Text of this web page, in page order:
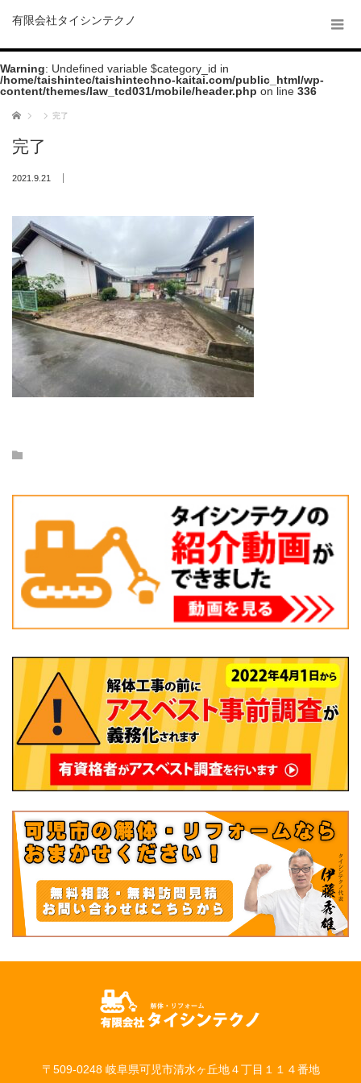
有限会社タイシンテクノ
Warning: Undefined variable $category_id in
/home/taishintec/taishintechno-kaitai.com/public_html/wp-
content/themes/law_tcd031/mobile/header.php on line 336
ホーム 完了
完了
2021.9.21
〒509-0248 岐阜県可児市清水ヶ丘地４丁目１１４番地